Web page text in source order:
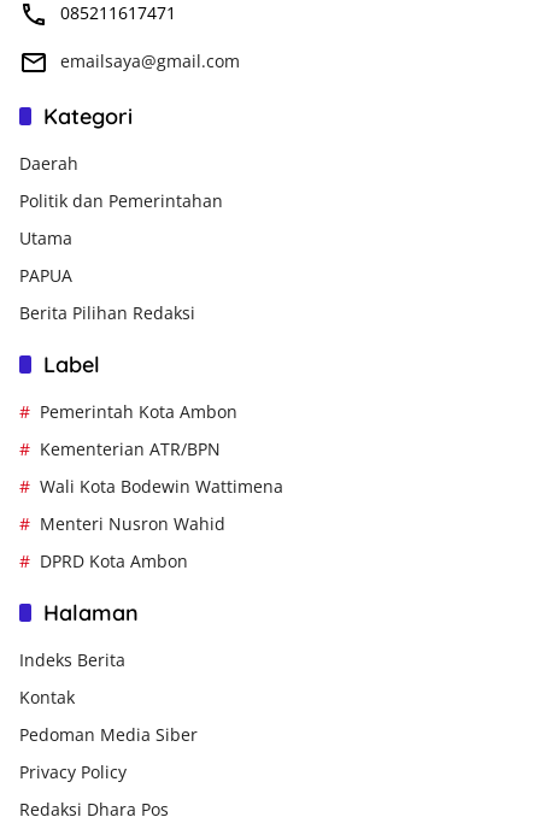
085211617471
emailsaya@gmail.com
Kategori
Daerah
Politik dan Pemerintahan
Utama
PAPUA
Berita Pilihan Redaksi
Label
Pemerintah Kota Ambon
Kementerian ATR/BPN
Wali Kota Bodewin Wattimena
Menteri Nusron Wahid
DPRD Kota Ambon
Halaman
Indeks Berita
Kontak
Pedoman Media Siber
Privacy Policy
Redaksi Dhara Pos